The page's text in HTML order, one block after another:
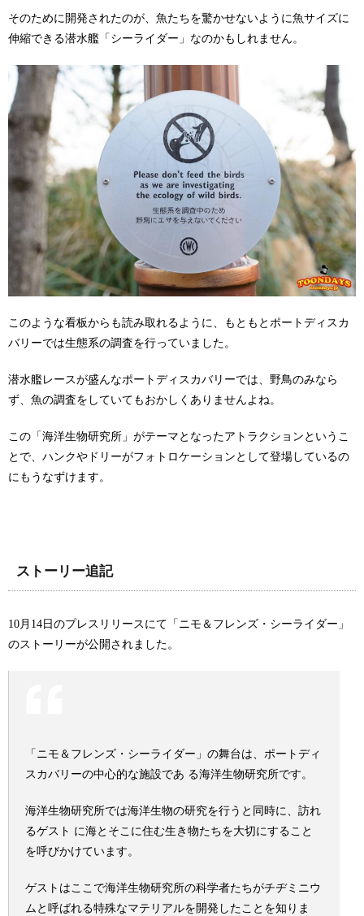
そのために開発されたのが、魚たちを驚かせないように魚サイズに
伸縮できる潜水艦「シーライダー」なのかもしれません。
このような看板からも読み取れるように、もともとポートディスカ
バリーでは生態系の調査を行っていました。
潜水艦レースが盛んなポートディスカバリーでは、野鳥のみなら
ず、魚の調査をしていてもおかしくありませんよね。
この「海洋生物研究所」がテーマとなったアトラクションというこ
とで、ハンクやドリーがフォトロケーションとして登場しているの
にもうなずけます。
ストーリー追記
10月14日のプレスリリースにて「ニモ＆フレンズ・シーライダー」
のストーリーが公開されました。
「ニモ＆フレンズ・シーライダー」の舞台は、ポートディ
スカバリーの中心的な施設であ る海洋生物研究所です。
海洋生物研究所では海洋生物の研究を行うと同時に、訪れ
るゲスト に海とそこに住む生き物たちを大切にすること
を呼びかけています。
ゲストはここで海洋生物研究所の科学者たちがチヂミニウ
ムと呼ばれる特殊なマテリアルを開発したことを知りま